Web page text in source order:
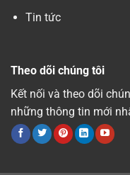
Tin tức
Theo dõi chúng tôi
Kết nối và theo dõi
những thông tin mới